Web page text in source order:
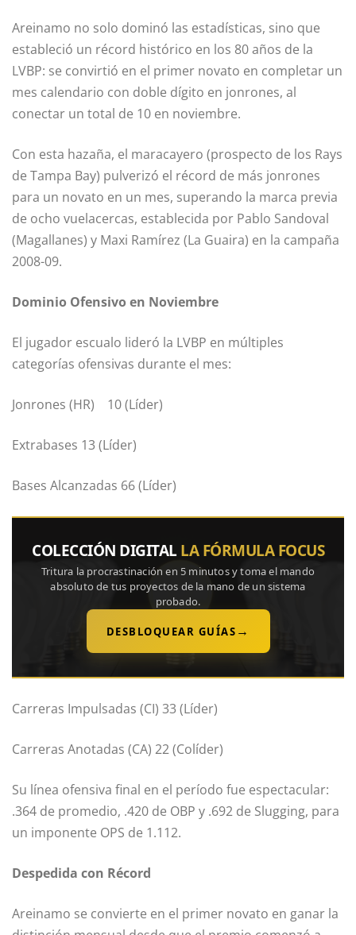
Areinamo no solo dominó las estadísticas, sino que
estableció un récord histórico en los 80 años de la
LVBP: se convirtió en el primer novato en completar un
mes calendario con doble dígito en jonrones, al
conectar un total de 10 en noviembre.
Con esta hazaña, el maracayero (prospecto de los Rays
de Tampa Bay) pulverizó el récord de más jonrones
para un novato en un mes, superando la marca previa
de ocho vuelacercas, establecida por Pablo Sandoval
(Magallanes) y Maxi Ramírez (La Guaira) en la campaña
2008-09.
Dominio Ofensivo en Noviembre
El jugador escualo lideró la LVBP en múltiples
categorías ofensivas durante el mes:
Jonrones (HR) 10 (Líder)
Extrabases 13 (Líder)
Bases Alcanzadas 66 (Líder)
COLECCIÓN DIGITAL LA FÓRMULA FOCUS
Tritura la procrastinación en 5 minutos y toma el mando
absoluto de tus proyectos de la mano de un sistema
probado.
DESBLOQUEAR GUÍAS →
Carreras Impulsadas (CI) 33 (Líder)
Carreras Anotadas (CA) 22 (Colíder)
Su línea ofensiva final en el período fue espectacular:
.364 de promedio, .420 de OBP y .692 de Slugging, para
un imponente OPS de 1.112.
Despedida con Récord
Areinamo se convierte en el primer novato en ganar la